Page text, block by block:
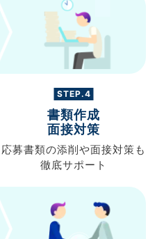
STEP.4
書類作成
面接対策
応募書類の添削や面接対策も
徹底サポート